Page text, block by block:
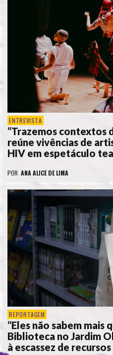
ENTREVISTA
“Trazemos contextos
reúne vivências de
HIV em espetáculo
POR ANA ALICE DE LIMA
REPORTAGEM
“Eles não sabem mais
Biblioteca no Jardim
à escassez de recursos